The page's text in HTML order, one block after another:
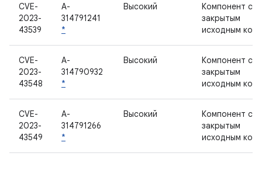
CVE-
2023-
43539
A-
314791241
*
Высокий
Компонент с
закрытым
исходным
CVE-
2023-
43548
A-
314790932
*
Высокий
Компонент с
закрытым
исходным
CVE-
2023-
43549
A-
314791266
*
Высокий
Компонент с
закрытым
исходным